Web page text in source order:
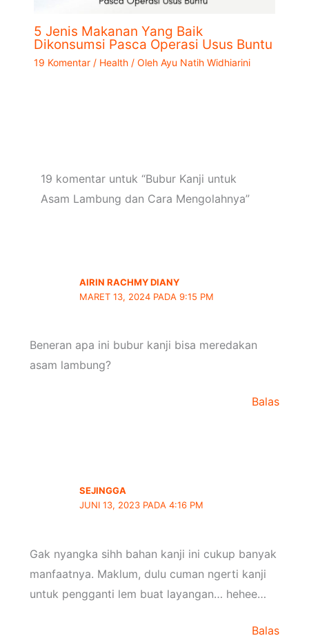
5 Jenis Makanan Yang Baik
Dikonsumsi Pasca Operasi Usus Buntu
19 Komentar / Health/ Oleh Ayu Natih Widhiarini
19 komentar untuk “Bubur Kanji untuk
Asam Lambung dan Cara Mengolahnya”
AIRIN RACHMY DIANY
MARET 13, 2024 PADA 9:15 PM
Beneran apa ini bubur kanji bisa meredakan
asam lambung?
Balas
SEJINGGA
JUNI 13, 2023 PADA 4:16 PM
Gak nyangka sihh bahan kanji ini cukup banyak
manfaatnya. Maklum, dulu cuman ngerti kanji
untuk pengganti lem buat layangan… hehee…
Balas